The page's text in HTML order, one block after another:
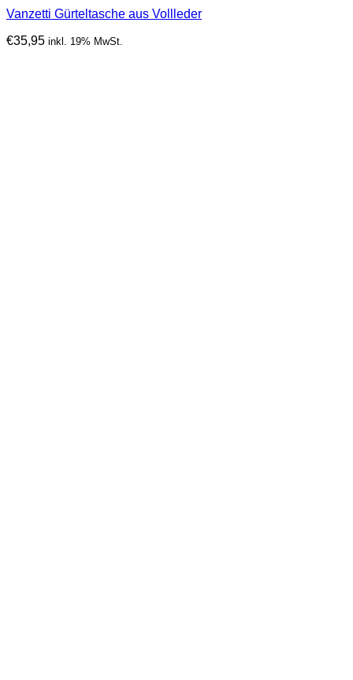
Vanzetti Gürteltasche aus Vollleder
€35,95 inkl. 19% MwSt.